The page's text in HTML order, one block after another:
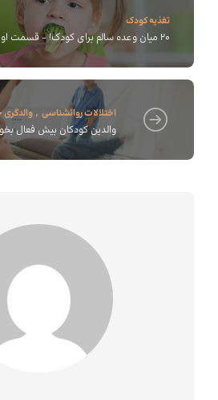
تغذیه کودک
20 میان وعده سالم برای کودک! - قسمت اول
اختلالات روانشناسی ,
والدین کودکان بیش فعال